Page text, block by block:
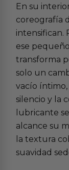
En su
coreografía
intensifican.
ese
transforma
solo un
vacío
silencio y la
lubricante
alcance su
la textura
suavidad